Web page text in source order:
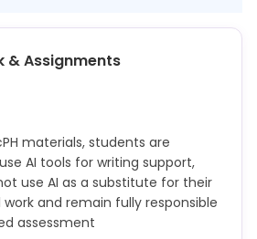
& Assignments
materials, students are
AI tools for writing support,
use AI as a substitute for their
and remain fully responsible
assessment